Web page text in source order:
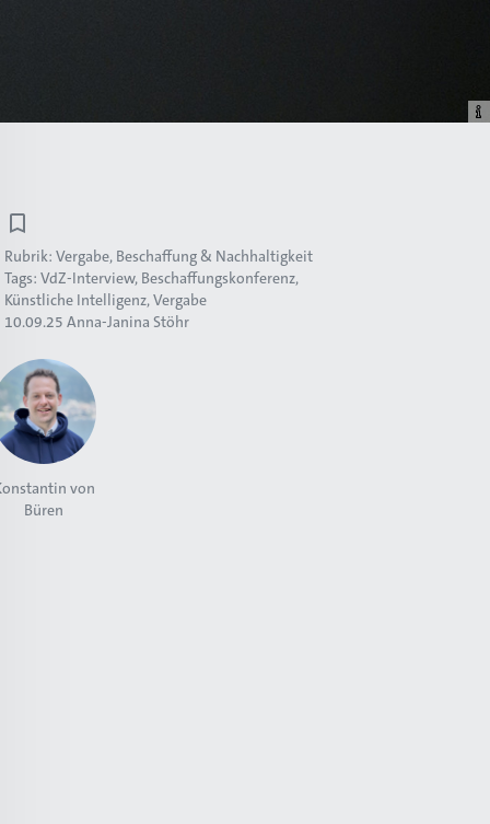
Rubrik: Vergabe, Beschaffung & Nachhaltigkeit
Tags: VdZ-Interview Beschaffungskonferenz
Künstliche Intelligenz Vergabe
10.09.25 Anna-Janina Stöhr
von
Büren